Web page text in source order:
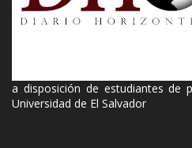
a disposición de estudiantes de
Universidad de El Salvador